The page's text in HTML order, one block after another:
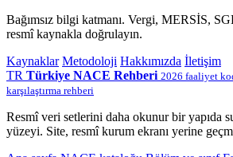
Bağımsız bilgi katmanı. Vergi, MERSİS,
resmî kaynakla doğrulayın.
Kaynaklar Metodoloji Hakkımızda İletişim
TR Türkiye NACE Rehberi 2026 faaliyet
karşılaştırma rehberi
Resmî veri setlerini daha okunur bir yapıda
yüzeyi. Site, resmî kurum ekranı yerine